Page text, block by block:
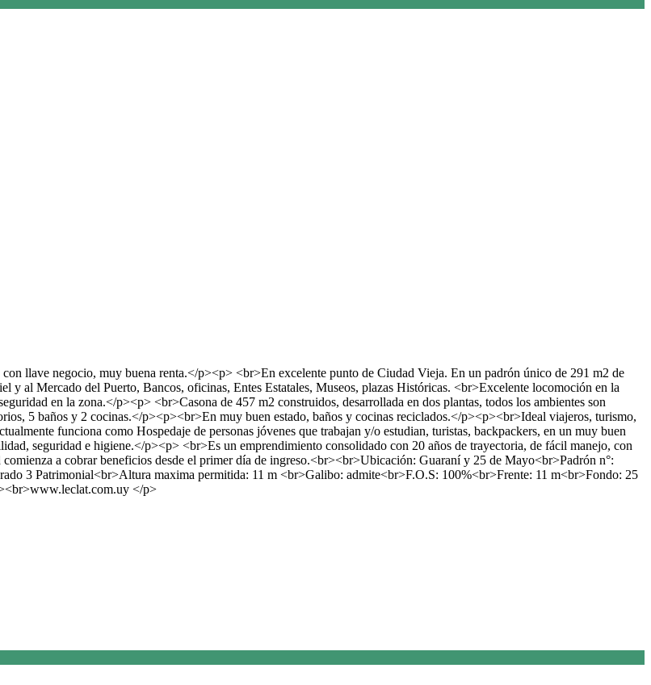
llave negocio, muy buena renta.</p><p> <br>En excelente punto de Ciudad Vieja. En un padrón único de 291 m2 de
al Mercado del Puerto, Bancos, oficinas, Entes Estatales, Museos, plazas Históricas. <br>Excelente locomoción en la
en la zona.</p><p> <br>Casona de 457 m2 construidos, desarrollada en dos plantas, todos los ambientes son
5 baños y 2 cocinas.</p><p><br>En muy buen estado, baños y cocinas reciclados.</p><p><br>Ideal viajeros, turismo,
funciona como Hospedaje de personas jóvenes que trabajan y/o estudian, turistas, backpackers, en un muy buen
seguridad e higiene.</p><p> <br>Es un emprendimiento consolidado con 20 años de trayectoria, de fácil manejo, con
a cobrar beneficios desde el primer día de ingreso.<br><br>Ubicación: Guaraní y 25 de Mayo<br>Padrón n°:
3 Patrimonial<br>Altura maxima permitida: 11 m <br>Galibo: admite<br>F.O.S: 100%<br>Frente: 11 m<br>Fondo: 25
</p>